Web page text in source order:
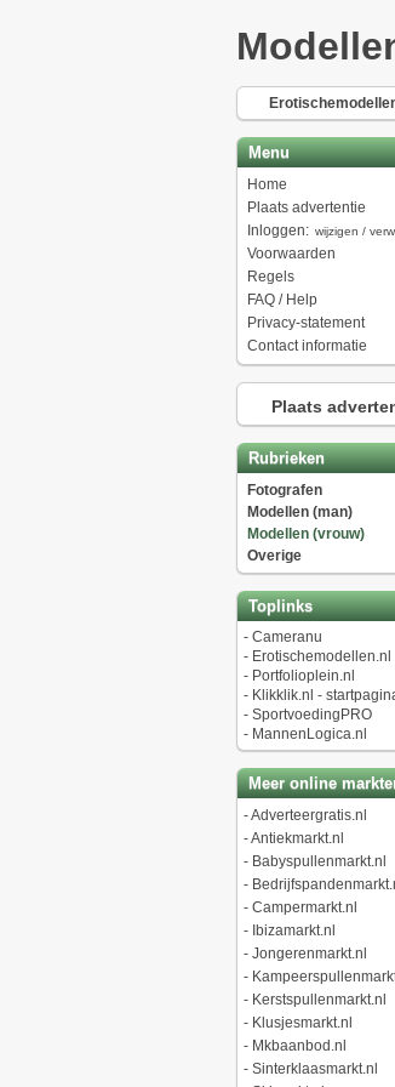
Menu
Home
Plaats advertentie
Inloggen: wijzigen /
Voorwaarden
Regels
FAQ / Help
Privacy-statement
Contact informatie
Plaats
Rubrieken
Fotografen
Modellen (man)
Modellen (vrouw)
Overige
Toplinks
- Cameranu
- Erotischemodellen.nl
- Portfolioplein.nl
- Klikklik.nl -
- SportvoedingPRO
- MannenLogica.nl
Meer online
-Adverteergratis.nl
-Antiekmarkt.nl
- Babyspullenmarkt.nl
-
- Campermarkt.nl
- Ibizamarkt.nl
- Jongerenmarkt.nl
-
- Kerstspullenmarkt.nl
- Klusjesmarkt.nl
- Mkbaanbod.nl
- Sinterklaasmarkt.nl